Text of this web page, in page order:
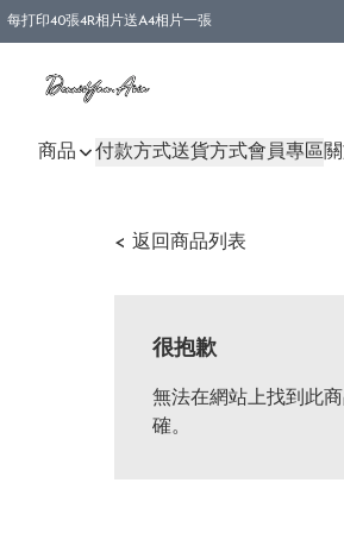
每打印40張4R相片送A4相片一張
商品 付款方式送貨方式會員專區
< 返回商品列表
很抱歉
無法在網站上找到此
確。